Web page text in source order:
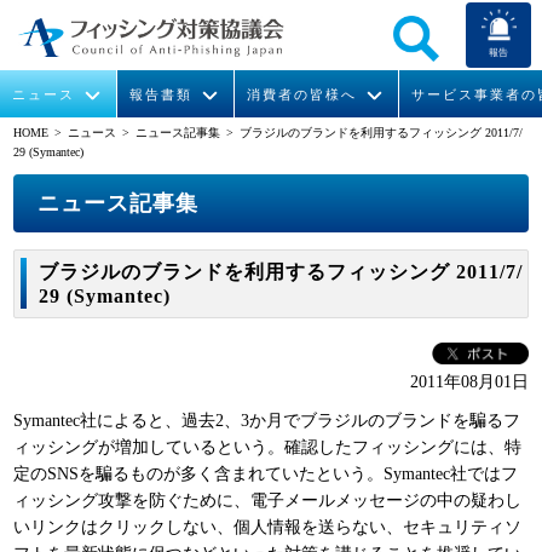
報告
ニュース
イベント
報告書類
月次報告書
消費者の皆様へ
フィッシングの報告
サービス事業者の
STOP. THINK. CONNECT.
運営委員紹介
メンバー
入会案内
HOME > ニュース > ニュース記事集 > ブラジルのブランドを利用するフィッシング 2011/7/
29 (Symantec)
ニュース記事集
ブラジルのブランドを利用するフィッシング 2011/7/
29 (Symantec)
2011年08月01日
Symantec社によると、過去2、3か月でブラジルのブランドを騙るフ
ィッシングが増加しているという。確認したフィッシングには、特
定のSNSを騙るものが多く含まれていたという。Symantec社ではフ
ィッシング攻撃を防ぐために、電子メールメッセージの中の疑わし
いリンクはクリックしない、個人情報を送らない、セキュリティソ